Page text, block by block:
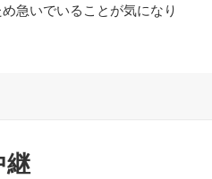
急いでいることが気になり
継